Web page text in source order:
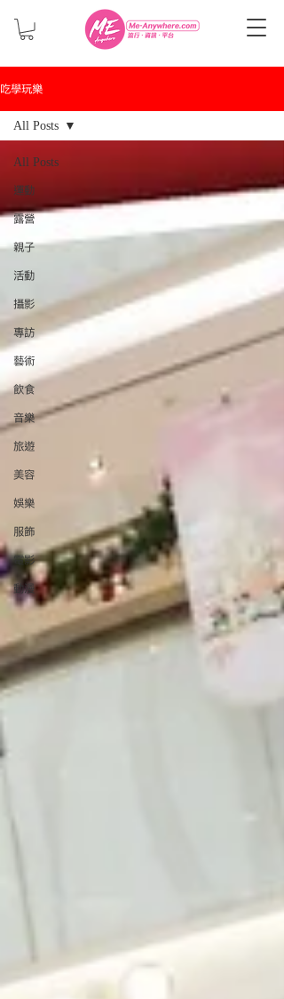
吃學玩樂
All Posts
運動
露營
親子
活動
攝影
專訪
藝術
飲食
音樂
旅遊
美容
娛樂
服飾
電影
動漫
All Posts